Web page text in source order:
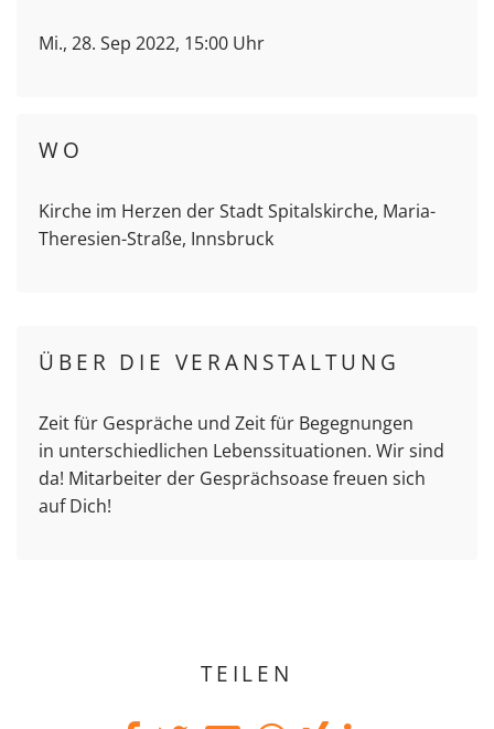
Mi., 28. Sep 2022, 15:00 Uhr
WO
Kirche im Herzen der Stadt Spitalskirche, Maria-
Theresien-Straße, Innsbruck
ÜBER DIE VERANSTALTUNG
Zeit für Gespräche und Zeit für Begegnungen
in unterschiedlichen Lebenssituationen. Wir sind
da! Mitarbeiter der Gesprächsoase freuen sich
auf Dich!
TEILEN